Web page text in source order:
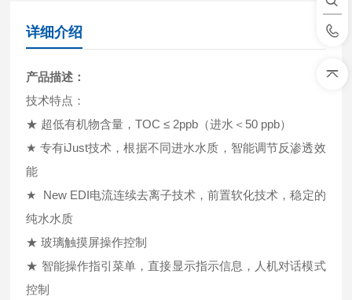
详细介绍
产品描述：
技术特点：
★ 超低有机物含量，TOC ≤ 2ppb（进水＜50 ppb）
★ 专有iJust技术，根据不同进水水质，智能调节反渗透效
能
★ New EDI电流连续去离子技术，前置软化技术，稳定的
纯水水质
★ 玻璃触摸屏操作控制
★ 智能操作指引菜单，直接显示指示信息，人机对话模式
控制